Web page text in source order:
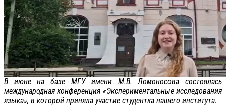
В июне на базе МГУ имени М.В. Ломоносова состоялась
международная конференция «Экспериментальные исследования
языка», в которой приняла участие студентка нашего института.